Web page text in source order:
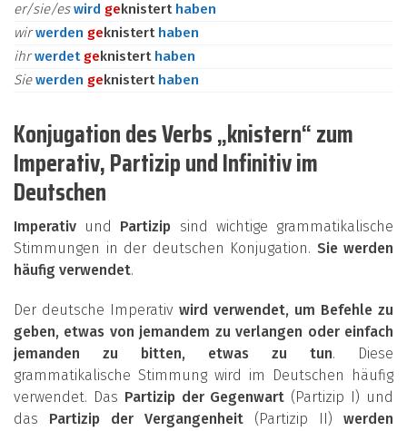
er/sie/eswird geknistert haben
wirwerden geknistert haben
ihrwerdet geknistert haben
Siewerden geknistert haben
Konjugation des Verbs „knistern“ zum
Imperativ, Partizip und Infinitiv im
Deutschen
Imperativ und Partizip sind wichtige grammatikalische
Stimmungen in der deutschen Konjugation. Sie werden
häufig verwendet.
Der deutsche Imperativ wird verwendet, um Befehle zu
geben, etwas von jemandem zu verlangen oder einfach
jemanden zu bitten, etwas zu tun. Diese
grammatikalische Stimmung wird im Deutschen häufig
verwendet. Das Partizip der Gegenwart (Partizip I) und
das Partizip der Vergangenheit (Partizip II) werden